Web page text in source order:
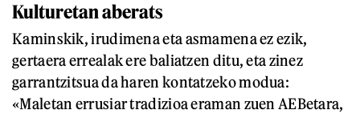
Kulturetan aberats
Kaminskik, irudimena eta asmamena ez ezik,
gertaera errealak ere baliatzen ditu, eta zinez
garrantzitsua da haren kontatzeko modua:
«Maletan errusiar tradizioa eraman zuen AEBetara,